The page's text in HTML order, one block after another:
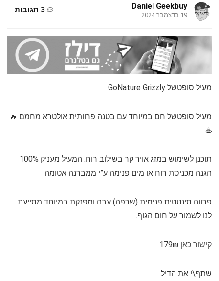
Daniel Geekbuy
19 בדצמבר 2024
3 תגובות
מעיל סופטשל GoNature Grizzly
מעיל סופטשל חם במיוחד עם בטנה פרוותית אולטרא מחמם 🔥
♨️
תוכנן לשימוש במזג אויר קר בשילוב רוח. המעיל מעניק 100%
הגנה מכניסת רוח או מים פנימה ע”י ממברנה אטומה
פרווה סינטטית פנימית (שרפה) עבה ומפנקת במיוחד מסייעת
לנו לשמור על חום הגוף.
קישור כאן
שתף\י את הדיל